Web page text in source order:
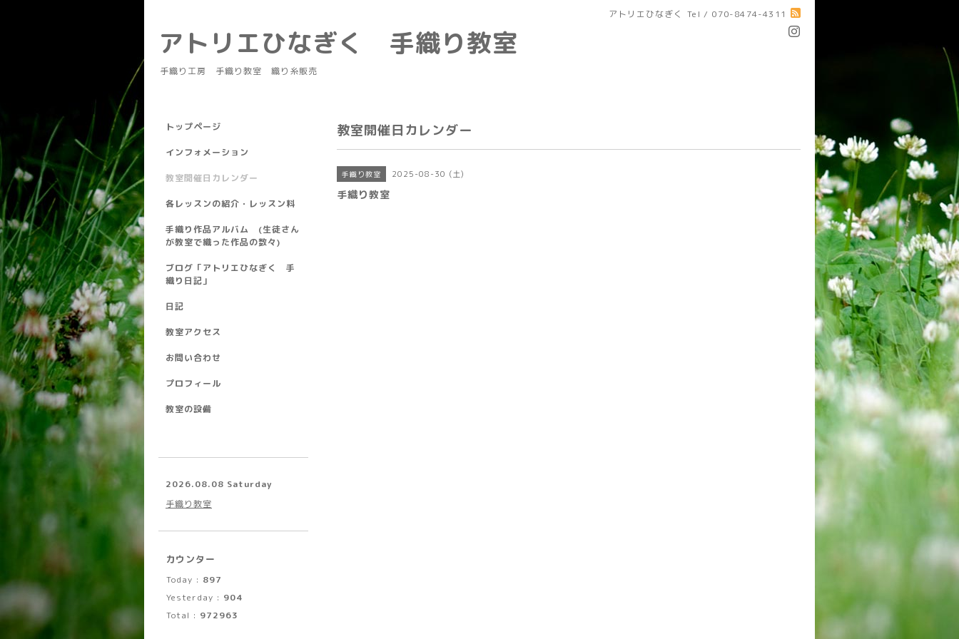
アトリエひなぎく Tel / 070-8474-4311
アトリエひなぎく 手織り教室
手織り工房 手織り教室 織り糸販売
教室開催日カレンダー
手織り教室 2025-08-30 (土)
手織り教室
トップページ
インフォメーション
教室開催日カレンダー
各レッスンの紹介・レッスン料
手織り作品アルバム (生徒さん
が教室で織った作品の数々)
ブログ「アトリエひなぎく 手
織り日記」
日記
教室アクセス
お問い合わせ
プロフィール
教室の設備
2026.08.08 Saturday
手織り教室
カウンター
Today : 897
Yesterday : 904
Total : 972963